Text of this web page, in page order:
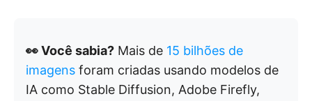
👀 Você sabia? Mais de 15 bilhões de
imagens foram criadas usando modelos de
IA como Stable Diffusion, Adobe Firefly,